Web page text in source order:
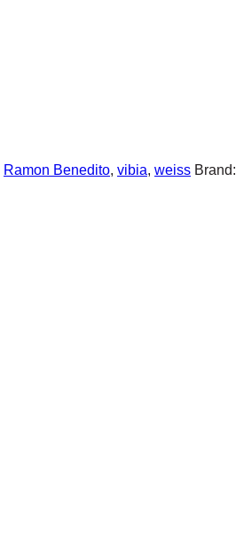
Ramon Benedito, vibia, weiss Brand: